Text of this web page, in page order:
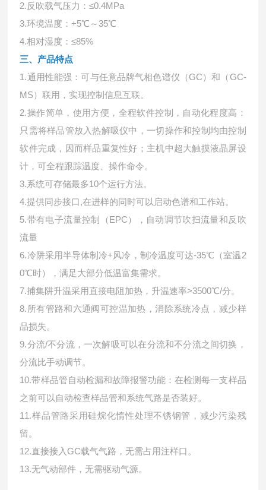
2.反吹载气压力：≤0.4MPa
3.环境温度：+5℃～35℃
4.相对湿度：≤85%
三、产品特点
1.通用性能强：可与任意品牌气相色谱仪（GC）和（GC-
MS）联用，实现控制信息互联。
2.操作简单，使用方便，全程软件控制，自动化程度高：
只需将样品管放入热解吸仪中，一切操作和控制均由控制
软件完成，因而样品重复性好；主机中超大触摸液晶屏设
计，可全程跟踪温度、操作命令。
3.系统可存储最多10个运行方法。
4.提供同步接口,在进样的同时可以启动色谱和工作站。
5.带有电子流量控制（EPC），自动调节吹扫流量和反吹
流量
6.冷阱采用半导体制冷+风冷，制冷温度可达-35℃（室温2
0℃时），满足大部分低温富集需求。
7.捕集阱升温采用直接电阻加热，升温速率>3500℃/分。
8.所有管路和六通阀可控温加热，消除系统冷点，减少样
品损失。
9.分流/不分流，一次解吸可以在分流和不分流之间切换，
分流比手动调节。
10.带样品管自动检漏和故障报警功能：在检测每一支样品
之前可以自动检查样品管和系统气路是否装好。
11.样品管路采用硅烷化惰性处理不锈钢管，减少污染残
留。
12.直接接入GC载气气路，无需占用注样口。
13.无气动部件，无需驱动气源。